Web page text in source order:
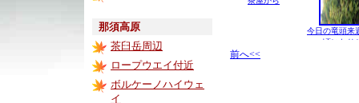
那須高原
茶臼岳周辺
ロープウエイ付近
ボルケーノハイウェ
イ
今日の竜頭来
頃になり
前へ<<